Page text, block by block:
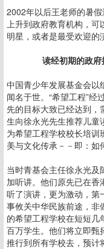
2002年以后王老师的暑
上升到政府教育机构，可
明星，或者是最受欢迎的
读经初期的政
中国青少年发展基金会以
闻名于世。“希望工程”经
先的目标大致已经达到，
生向徐永光先生推荐儿童
为希望工程学校校长培训
美与文化传承－－即：如
当时青基会主任徐永光
加听讲。他们原先已在香
听了演讲，更为激动，第
事攸关中华民族前途，非
的希望工程学校在短短
百万学生。他们将立即甄
推行到所有学校去，预计